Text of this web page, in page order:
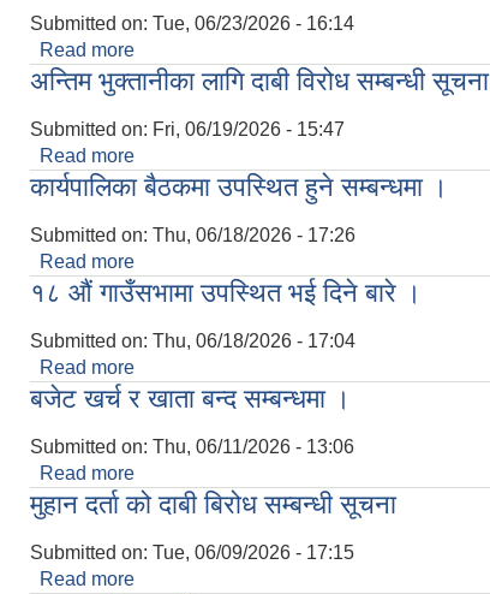
Submitted on: Tue, 06/23/2026 - 16:14
Read more
अन्तिम भुक्तानीका लागि दाबी विरोध सम्बन्धी सूचना
Submitted on: Fri, 06/19/2026 - 15:47
Read more
कार्यपालिका बैठकमा उपस्थित हुने सम्बन्धमा ।
Submitted on: Thu, 06/18/2026 - 17:26
Read more
१८ ‌‌औं गाउँसभामा उपस्थित भई दिने बारे ।
Submitted on: Thu, 06/18/2026 - 17:04
Read more
बजेट खर्च र खाता बन्द सम्बन्धमा ।
Submitted on: Thu, 06/11/2026 - 13:06
Read more
मुहान दर्ता को दाबी बिरोध सम्बन्धी सूचना
Submitted on: Tue, 06/09/2026 - 17:15
Read more